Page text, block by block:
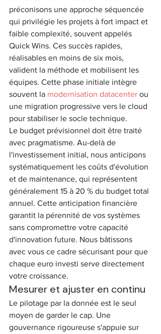
préconisons une approche séquencée
qui privilégie les projets à fort impact et
faible complexité, souvent appelés
Quick Wins. Ces succès rapides,
réalisables en moins de six mois,
valident la méthode et mobilisent les
équipes. Cette phase initiale intègre
souvent la modernisation datacenter ou
une migration progressive vers le cloud
pour stabiliser le socle technique.
Le budget prévisionnel doit être traité
avec pragmatisme. Au-delà de
l'investissement initial, nous anticipons
systématiquement les coûts d'évolution
et de maintenance, qui représentent
généralement 15 à 20 % du budget total
annuel. Cette anticipation financière
garantit la pérennité de vos systèmes
sans compromettre votre capacité
d'innovation future. Nous bâtissons
avec vous ce cadre sécurisant pour que
chaque euro investi serve directement
votre croissance.
Mesurer et ajuster en continu
Le pilotage par la donnée est le seul
moyen de garder le cap. Une
gouvernance rigoureuse s'appuie sur